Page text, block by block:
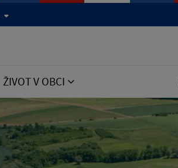
ŽIVOT V OBCI